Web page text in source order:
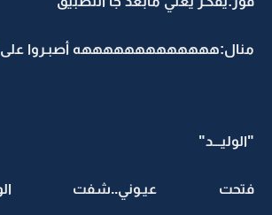
منال:هههههههههههههه أصبـروا على
"الوليـــد"
فتحت عيـوني..شفت